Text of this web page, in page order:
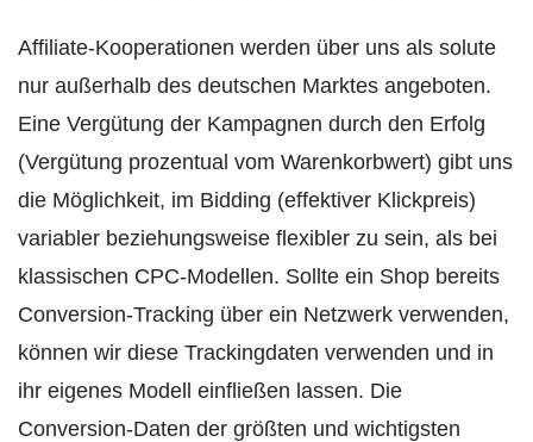
Affiliate-Kooperationen werden über uns als solute
nur außerhalb des deutschen Marktes angeboten.
Eine Vergütung der Kampagnen durch den Erfolg
(Vergütung prozentual vom Warenkorbwert) gibt uns
die Möglichkeit, im Bidding (effektiver Klickpreis)
variabler beziehungsweise flexibler zu sein, als bei
klassischen CPC-Modellen. Sollte ein Shop bereits
Conversion-Tracking über ein Netzwerk verwenden,
können wir diese Trackingdaten verwenden und in
ihr eigenes Modell einfließen lassen. Die
Conversion-Daten der größten und wichtigsten